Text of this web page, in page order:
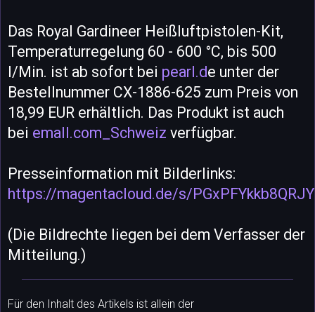
Das Royal Gardineer Heißluftpistolen-Kit,
Temperaturregelung 60 - 600 °C, bis 500
l/Min. ist ab sofort bei pearl.de unter der
Bestellnummer CX-1886-625 zum Preis von
18,99 EUR erhältlich. Das Produkt ist auch
bei emall.com_Schweiz verfügbar.
Presseinformation mit Bilderlinks:
https://magentacloud.de/s/
(Die Bildrechte liegen bei dem Verfasser der
Mitteilung.)
Für den Inhalt des Artikels ist allein der